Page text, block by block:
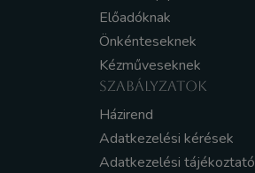
Előadóknak
Önkénteseknek
Kézműveseknek
SZABÁLYZATOK
Házirend
Adatkezelési kérések
Adatkezelési tájékoztató